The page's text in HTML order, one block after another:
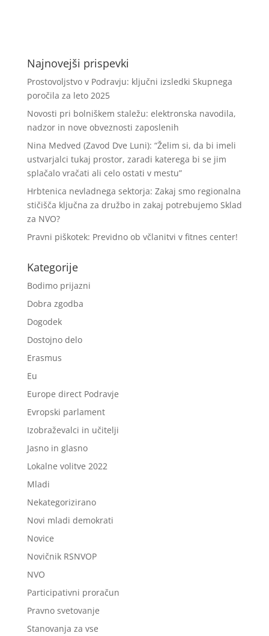
Najnovejši prispevki
Prostovoljstvo v Podravju: ključni izsledki Skupnega
poročila za leto 2025
Novosti pri bolniškem staležu: elektronska navodila,
nadzor in nove obveznosti zaposlenih
Nina Medved (Zavod Dve Luni): “Želim si, da bi imeli
ustvarjalci tukaj prostor, zaradi katerega bi se jim
splačalo vračati ali celo ostati v mestu”
Hrbtenica nevladnega sektorja: Zakaj smo regionalna
stičišča ključna za družbo in zakaj potrebujemo Sklad
za NVO?
Pravni piškotek: Previdno ob včlanitvi v fitnes center!
Kategorije
Bodimo prijazni
Dobra zgodba
Dogodek
Dostojno delo
Erasmus
Eu
Europe direct Podravje
Evropski parlament
Izobraževalci in učitelji
Jasno in glasno
Lokalne volitve 2022
Mladi
Nekategorizirano
Novi mladi demokrati
Novice
Novičnik RSNVOP
NVO
Participativni proračun
Pravno svetovanje
Stanovanja za vse